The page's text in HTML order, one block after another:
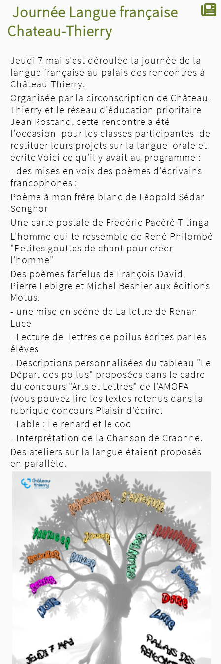
Journée Langue française
Chateau-Thierry
Jeudi 7 mai s'est déroulée la journée de la
langue française au palais des rencontres à
Château-Thierry.
Organisée par la circonscription de Château-
Thierry et le réseau d'éducation prioritaire
Jean Rostand, cette rencontre a été
l'occasion pour les classes participantes de
restituer leurs projets sur la langue orale et
écrite.Voici ce qu'il y avait au programme :
- des mises en voix des poèmes d'écrivains
francophones :
Poème à mon frère blanc de Léopold Sédar
Senghor
Une carte postale de Frédéric Pacéré Titinga
L'homme qui te ressemble de René Philombé
"Petites gouttes de chant pour créer
l'homme"
Des poèmes farfelus de François David,
Pierre Lebigre et Michel Besnier aux éditions
Motus.
- une mise en scène de La lettre de Renan
Luce
- Lecture de lettres de poilus écrites par les
élèves
- Descriptions personnalisées du tableau "Le
Départ des poilus" proposées dans le cadre
du concours "Arts et Lettres" de l'AMOPA
(vous pouvez lire les textes retenus dans la
rubrique concours Plaisir d'écrire.
- Fable : Le renard et le coq
- Interprétation de la Chanson de Craonne.
Des ateliers sur la langue étaient proposés
en parallèle.